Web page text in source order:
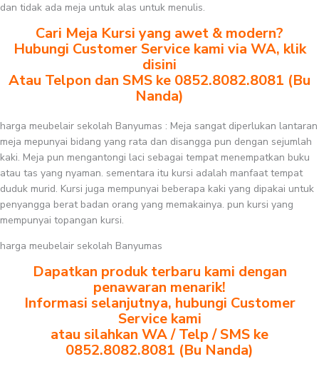
dan tidak ada meja untuk alas untuk menulis.
Cari Meja Kursi yang awet & modern?
Hubungi Customer Service kami via WA, klik
disini
Atau Telpon dan SMS ke 0852.8082.8081 (Bu
Nanda)
harga meubelair sekolah Banyumas : Meja sangat diperlukan lantaran
meja mepunyai bidang yang rata dan disangga pun dengan sejumlah
kaki. Meja pun mengantongi laci sebagai tempat menempatkan buku
atau tas yang nyaman. sementara itu kursi adalah manfaat tempat
duduk murid. Kursi juga mempunyai beberapa kaki yang dipakai untuk
penyangga berat badan orang yang memakainya. pun kursi yang
mempunyai topangan kursi.
harga meubelair sekolah Banyumas
Dapatkan produk terbaru kami dengan
penawaran menarik!
Informasi selanjutnya, hubungi Customer
Service kami
atau silahkan WA / Telp / SMS ke
0852.8082.8081 (Bu Nanda)